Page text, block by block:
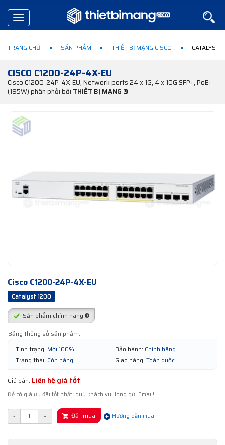
Toggle
navigation
TRANG CHỦ SẢN PHẨM THIẾT BỊ MẠNG CISCO CATALYST
CISCO C1200-24P-4X-EU
Cisco C1200-24P-4X-EU, Network ports 24 x 1G, 4 x 10G SFP+, PoE+
(195W) phân phối bởi THIẾT BỊ MẠNG ®
Cisco C1200-24P-4X-EU
Catalyst 1200
Sản phẩm chính hãng ®
Bảng thông số sản phẩm:
Tình trạng: Mới 100% Bảo hành: Chính hãng
Trạng thái: Còn hàng Giao hàng: Toàn quốc
Giá bán: Liên hệ giá tốt
Để có giá ưu đãi tốt nhất, quý khách vui lòng gửi Email!
- + Đặt mua Hướng dẫn mua